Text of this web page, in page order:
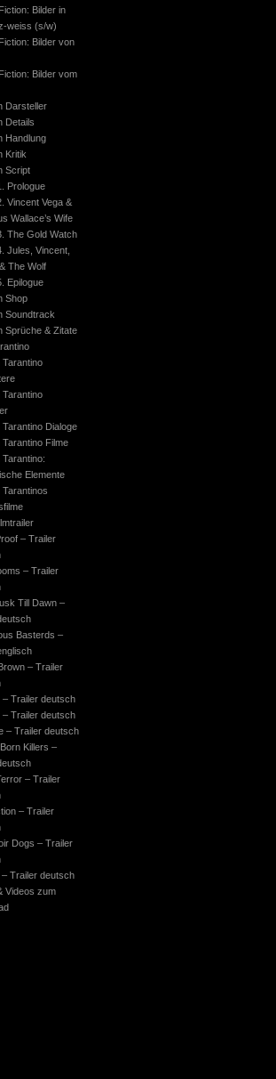
Bilder in
weiss (s/w)
Bilder von
Bilder vom
Darsteller
Details
Handlung
Kritik
Script
Prologue
Vincent Vega &
Wallace’s Wife
The Gold Watch
Jules, Vincent,
The Wolf
Epilogue
Shop
Soundtrack
Sprüche & Zitate
Tarantino
Tarantino
Tarantino Dialoge
Tarantino Filme
Elemente
Tarantinos
– Trailer
– Trailer
Till Dawn –
Basterds –
– Trailer
– Trailer deutsch
– Trailer deutsch
– Trailer deutsch
Killers –
– Trailer
– Trailer
Dogs – Trailer
– Trailer deutsch
Videos zum